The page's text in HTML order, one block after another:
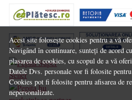
Acest site folosește cookies pentru a vă
Navigând în continuare, sunteți de acord
plasarea de cookies, cu scopul de a vă
Datele Dvs. personale vor fi folosite
Cookies pot fi folosite pentru afisarea de
nepersonalizate.